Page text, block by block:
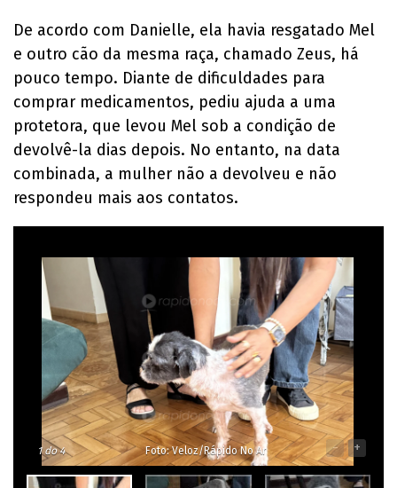
De acordo com Danielle, ela havia resgatado Mel
e outro cão da mesma raça, chamado Zeus, há
pouco tempo. Diante de dificuldades para
comprar medicamentos, pediu ajuda a uma
protetora, que levou Mel sob a condição de
devolvê-la dias depois. No entanto, na data
combinada, a mulher não a devolveu e não
respondeu mais aos contatos.
1do 4 Foto: Veloz/Rápido No Ar - +